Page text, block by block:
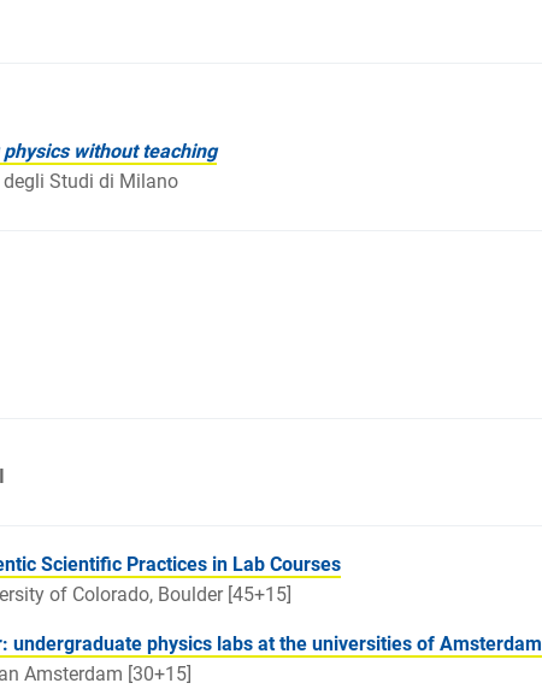
withoutteaching
Studi di Milano
Scientific Practices in Lab Courses
of Colorado, Boulder [45+15]
undergraduate physics labs at the universities of Amsterdam
Amsterdam [30+15]